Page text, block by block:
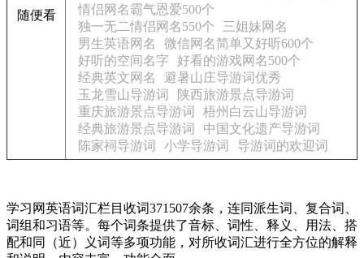
随便看
情侣网名霸气恩爱500个
独一无二情侣网名550个
三姐妹网名
男生英语网名
微信网名简单又好听600个
好听的空间名字
好看的游戏网名500个
经典英文网名
避暑山庄导游词优秀
玉龙雪山导游词
陕西旅游景点导游词
重庆旅游景点导游词
梧州白云山导游词
经典旅游景点导游词
中国文化遗产导游词
陈家祠导游词
小学导游词 导游词的欢迎词
学习网英语词汇栏目收词371507余条，连同派生词、复合词、
词组和习语等。每个词条提供了音标、词性、释义、用法、搭
配和同（近）义词等多项功能，对所收词汇进行全方位的解释